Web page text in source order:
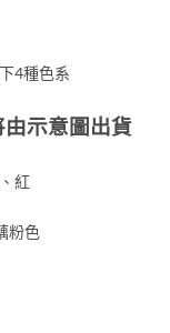
4種色系
示意圖出貨
紅
粉色